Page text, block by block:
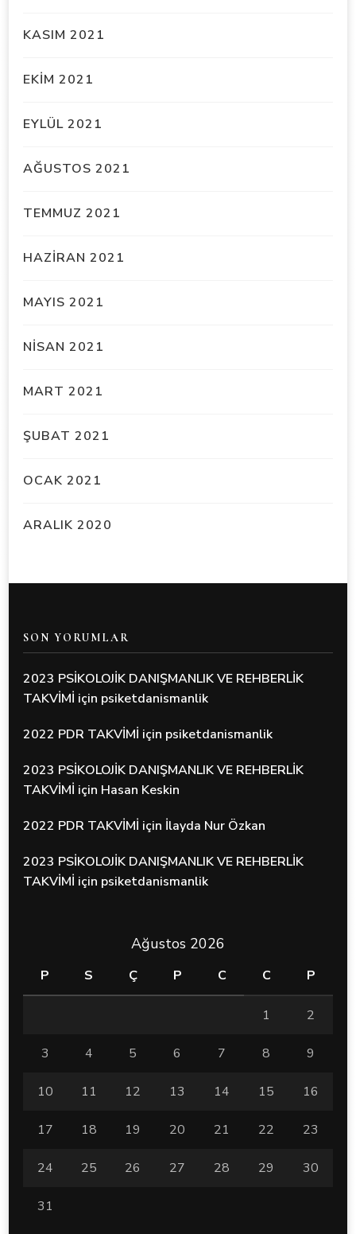
KASIM 2021
EKIM 2021
EYLÜL 2021
AĞUSTOS 2021
TEMMUZ 2021
HAZIRAN 2021
MAYIS 2021
NISAN 2021
MART 2021
ŞUBAT 2021
OCAK 2021
ARALIK 2020
SON YORUMLAR
2023 PSİKOLOJİK DANIŞMANLIK VE REHBERLİK
TAKVİMİ için psiketdanismanlik
2022 PDR TAKVİMİ için psiketdanismanlik
2023 PSİKOLOJİK DANIŞMANLIK VE REHBERLİK
TAKVİMİ için Hasan Keskin
2022 PDR TAKVİMİ için İlayda Nur Özkan
2023 PSİKOLOJİK DANIŞMANLIK VE REHBERLİK
TAKVİMİ için psiketdanismanlik
Ağustos 2026
P S Ç P C C P
1 2
3 4 5 6 7 8 9
10 11 12 13 14 15 16
17 18 19 20 21 22 23
24 25 26 27 28 29 30
31